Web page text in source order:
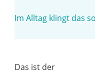
Das ist der